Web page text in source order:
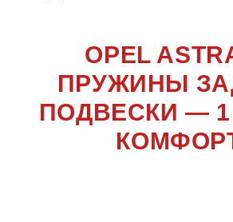
OPEL
ПРУЖИНЫ
ПОДВЕСКИ —